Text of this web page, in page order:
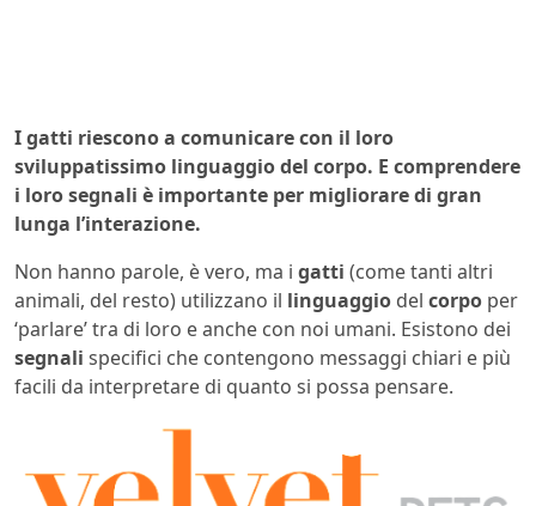
I gatti riescono a comunicare con il loro
sviluppatissimo linguaggio del corpo. E comprendere
i loro segnali è importante per migliorare di gran
lunga l’interazione.
Non hanno parole, è vero, ma i gatti (come tanti altri
animali, del resto) utilizzano il linguaggio del corpo per
‘parlare’ tra di loro e anche con noi umani. Esistono dei
segnali specifici che contengono messaggi chiari e più
facili da interpretare di quanto si possa pensare.